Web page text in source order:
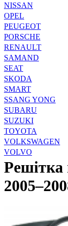
NISSAN
OPEL
PEUGEOT
PORSCHE
RENAULT
SAMAND
SEAT
SKODA
SMART
SSANG YONG
SUBARU
SUZUKI
TOYOTA
VOLKSWAGEN
VOLVO
Решітка